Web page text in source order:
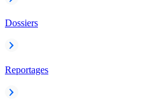
Dossiers
Reportages